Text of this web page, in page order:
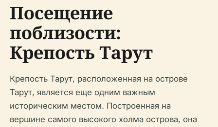
Посещение
поблизости:
Крепость Тарут
Крепость Тарут, расположенная на острове
Тарут, является еще одним важным
историческим местом. Построенная на
вершине самого высокого холма острова, она